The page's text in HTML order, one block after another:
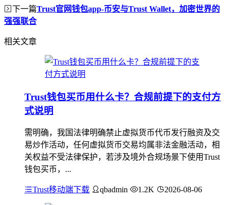
下一篇Trust官网钱包app-币安与Trust Wallet，加密世界的
强强联合
相关文章
Trust钱包买币用什么卡？合规前提下的支付方
式说明
需明确，我国法律明确禁止虚拟货币代币发行融资及交
易炒作活动，任何虚拟货币交易均属非法金融活动，相
关权益不受法律保护，若涉及境外合规场景下使用Trust
钱包买币，...
Trust移动端下载 qbadmin 1.2K 2026-08-06